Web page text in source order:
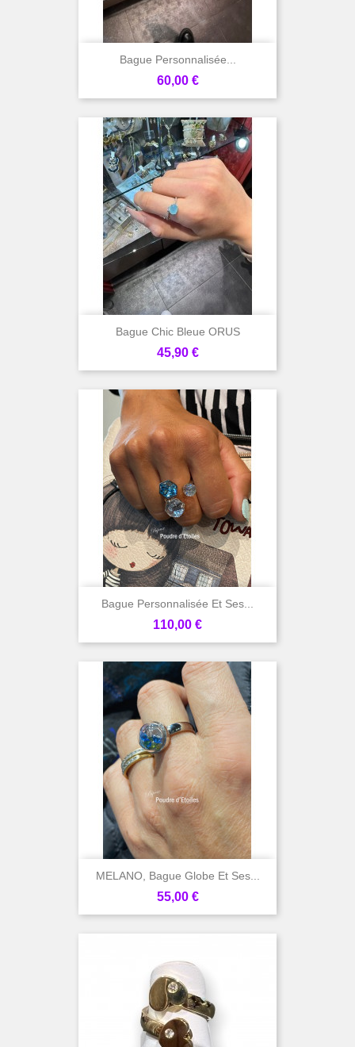
Bague Personnalisée...
Prix
60,00 €
Bague Chic Bleue ORUS
Prix
45,90 €
Bague Personnalisée Et Ses...
Prix
110,00 €
MELANO, Bague Globe Et Ses...
Prix
55,00 €